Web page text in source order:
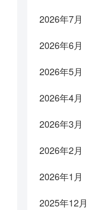
2026年7月
2026年6月
2026年5月
2026年4月
2026年3月
2026年2月
2026年1月
2025年12月